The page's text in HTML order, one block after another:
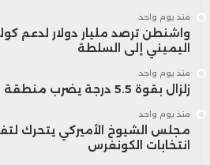
الاصطناعي 200 مليون دولار سنويًا.
وتُجمع هذه الأسهم في
قد تصل
تُستخدم عوائده لتقديم
منذ يوم واحد
واشنطن ترصد مليار دولار لدعم
اليميني إلى السلطة
منذ يوم واحد
زلزال بقوة 5.5 درجة يضرب منطقة في ألاسكا
منذ يوم واحد
مجلس الشيوخ الأميركي يتحرك
انتخابات الكونغرس